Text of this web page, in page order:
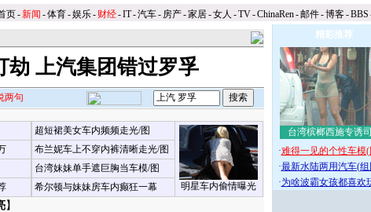
页-新闻 -体育-娱乐- 财经-IT-汽车- 房产-家居-女人 -TV-ChinaRen-邮件-博客-BBS
劫 上汽集团错过罗孚
两句
超短裙美女车内频频走光/图
明星车内偷情曝光
布兰妮车上不穿内裤清晰走光/图
台湾妹妹单手遮巨胸当车模/图
希尔顿与妹妹房车内癫狂一幕
】
精彩推荐
台湾槟榔西施专诱
·难得一见的个性车模(
·最新水陆两用汽车(组
·为啥波霸女孩都喜欢